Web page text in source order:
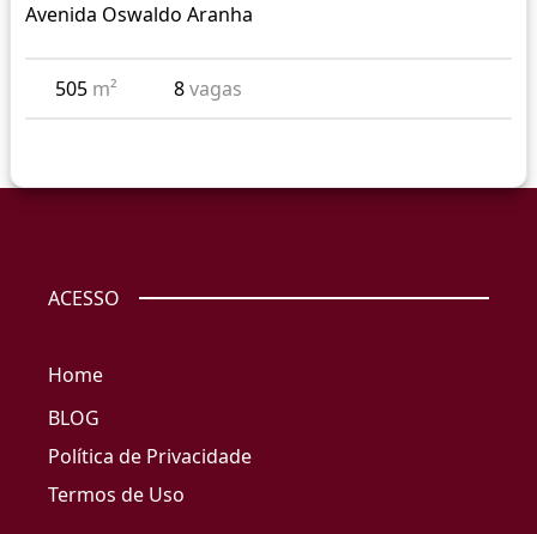
Avenida Oswaldo Aranha
505 m² 8vagas
ACESSO
Home
BLOG
Política de Privacidade
Termos de Uso